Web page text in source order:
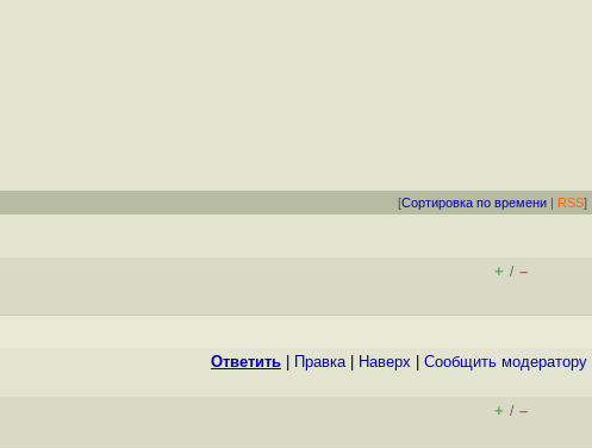
[Сортировка по времени | RSS]
+ / –
Ответить Правка| Наверх Cообщить модератору
+ / –